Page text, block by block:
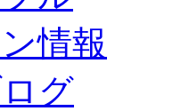
情報
グ